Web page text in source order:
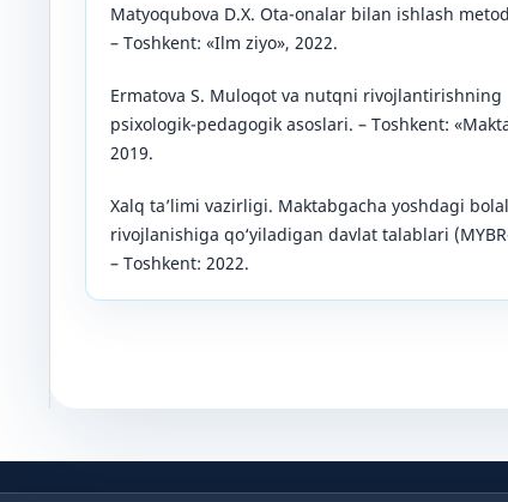
Matyoqubova D.X. Ota-onalar bilan ishlash
– Toshkent: «Ilm ziyo», 2022.
Ermatova S. Muloqot va nutqni rivojlantirishning
psixologik-pedagogik asoslari. – Toshkent:
2019.
Xalq ta’limi vazirligi. Maktabgacha yoshdagi
rivojlanishiga qo‘yiladigan davlat talablari
– Toshkent: 2022.